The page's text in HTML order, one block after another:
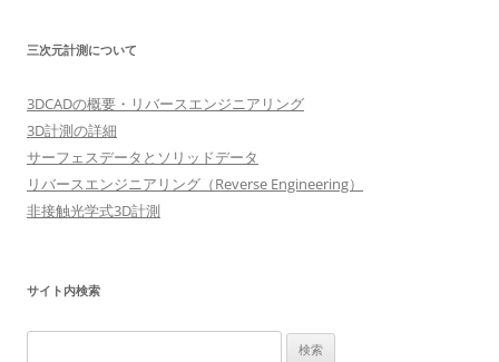
ゲ
シ
ョ
ン
三次元計測について
3DCADの概要・リバースエンジニアリング
3D計測の詳細
サーフェスデータとソリッドデータ
リバースエンジニアリング（Reverse Engineering）
非接触光学式3D計測
サイト内検索